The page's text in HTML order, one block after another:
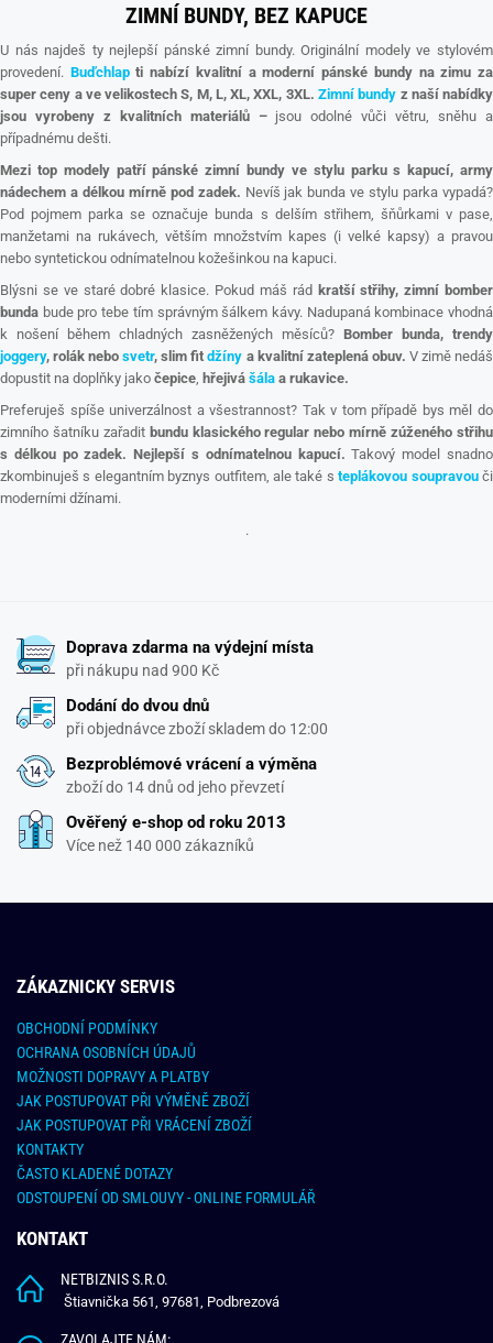
ZIMNÍ BUNDY, BEZ KAPUCE
U nás najdeš ty nejlepší pánské zimní bundy. Originální modely ve stylovém
provedení. Buďchlapti nabízí kvalitní a moderní pánské bundy na zimu za
super ceny a ve velikostech S, M, L, XL, XXL, 3XL. Zimní bundy z naší nabídky
jsou vyrobeny z kvalitních materiálů – jsou odolné vůči větru, sněhu a
případnému dešti.
Mezi top modely patří pánské zimní bundy ve stylu parku s kapucí, army
nádechem a délkou mírně pod zadek. Nevíš jak bunda ve stylu parka vypadá?
Pod pojmem parka se označuje bunda s delším střihem, šňůrkami v pase,
manžetami na rukávech, větším množstvím kapes (i velké kapsy) a pravou
nebo syntetickou odnímatelnou kožešinkou na kapuci.
Blýsni se ve staré dobré klasice. Pokud máš rád kratší střihy, zimní bomber
bunda bude pro tebe tím správným šálkem kávy. Nadupaná kombinace vhodná
k nošení během chladných zasněžených měsíců? Bomber bunda, trendy
joggery, rolák nebosvetr, slim fitdžíny a kvalitní zateplená obuv. V zimě nedáš
dopustit na doplňky jako čepice, hřejivá šála a rukavice.
Preferuješ spíše univerzálnost a všestrannost? Tak v tom případě bys měl do
zimního šatníku zařadit bundu klasického regular nebo mírně zúženého střihu
s délkou po zadek. Nejlepší s odnímatelnou kapucí. Takový model snadno
zkombinuješ s elegantním byznys outfitem, ale také steplákovou soupravouči
moderními džínami.
.
Doprava zdarma na výdejní místa
při nákupu nad 900 Kč
Dodání do dvou dnů
při objednávce zboží skladem do 12:00
Bezproblémové vrácení a výměna
zboží do 14 dnů od jeho převzetí
Ověřený e-shop od roku 2013
Více než 140 000 zákazníků
ZÁKAZNICKY SERVIS
OBCHODNÍ PODMÍNKY
OCHRANA OSOBNÍCH ÚDAJŮ
MOŽNOSTI DOPRAVY A PLATBY
JAK POSTUPOVAT PŘI VÝMĚNĚ ZBOŽÍ
JAK POSTUPOVAT PŘI VRÁCENÍ ZBOŽÍ
KONTAKTY
ČASTO KLADENÉ DOTAZY
ODSTOUPENÍ OD SMLOUVY - ONLINE FORMULÁŘ
KONTAKT
NETBIZNIS S.R.O.
Štiavnička 561, 97681, Podbrezová